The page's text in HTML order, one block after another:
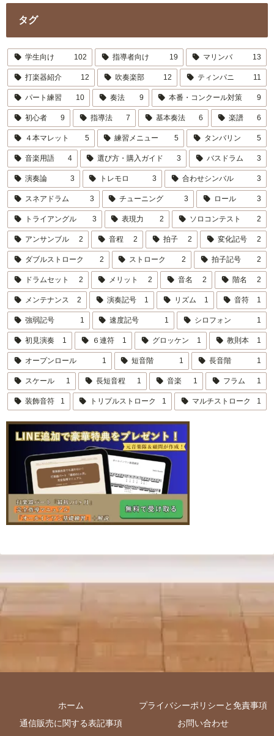
タグ
学生向け 102 指導者向け 19 マリンバ 13
打楽器紹介 12 吹奏楽部 12 ティンパニ 11
パート練習 10 奏法 9 本番・コンクール対策 9
初心者 9 指導法 7 基本奏法 6 楽譜 6
４本マレット 5 練習メニュー 5 タンバリン 5
音楽用語 4 選び方・購入ガイド 3 バスドラム 3
演奏論 3 トレモロ 3 合わせシンバル 3
スネアドラム 3 チューニング 3 ロール 3
トライアングル 3 表現力 2 ソロコンテスト 2
アンサンブル 2 音程 2 拍子 2 変化記号 2
ダブルストローク 2 ストローク 2 拍子記号 2
ドラムセット 2 メリット 2 音名 2 階名 2
メンテナンス 2 演奏記号 1 リズム 1 音符 1
強弱記号 1 速度記号 1 シロフォン 1
初見演奏 1 ６連符 1 グロッケン 1 教則本 1
オープンロール 1 短音階 1 長音階 1
スケール 1 長短音程 1 音楽 1 フラム 1
装飾音符 1 トリプルストローク 1 マルチストローク 1
ホーム
プライバシーポリシーと免責事項
通信販売に関する表記事項
お問い合わせ